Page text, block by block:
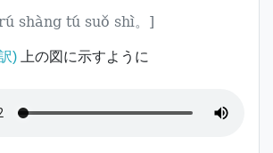
shàng tú suǒ shì。]
)上の図に示すように